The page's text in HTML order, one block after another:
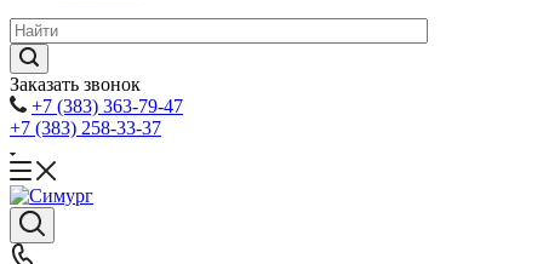
Заказать звонок
+7 (383) 363-79-47
+7 (383) 258-33-37